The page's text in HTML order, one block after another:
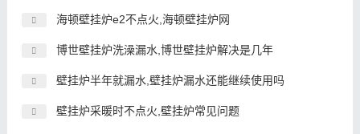
海顿壁挂炉e2不点火,海顿壁挂炉网
博世壁挂炉洗澡漏水,博世壁挂炉解决是几年
壁挂炉半年就漏水,壁挂炉漏水还能继续使用吗
壁挂炉采暖时不点火,壁挂炉常见问题